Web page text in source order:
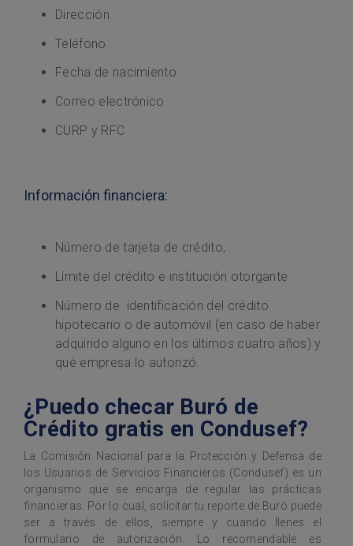
Dirección
Teléfono
Fecha de nacimiento
Correo electrónico
CURP y RFC
Información financiera:
Número de tarjeta de crédito,
Límite del crédito e institución otorgante
Número de identificación del crédito
hipotecario o de automóvil (en caso de haber
adquirido alguno en los últimos cuatro años) y
qué empresa lo autorizó.
¿Puedo checar Buró de
Crédito gratis en Condusef?
La Comisión Nacional para la Protección y Defensa de
los Usuarios de Servicios Financieros (Condusef) es un
organismo que se encarga de regular las prácticas
financieras. Por lo cual, solicitar tu reporte de Buró puede
ser a través de ellos, siempre y cuando llenes el
formulario de autorización. Lo recomendable es